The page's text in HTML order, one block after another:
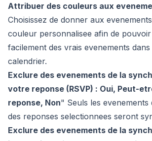
Attribuer des couleurs aux
Choisissez de donner aux
couleur personnalisee afin de
facilement des vrais evenements
calendrier.
Exclure des evenements de la
votre reponse (RSVP) : Oui, Peut-
reponse, Non" Seuls les
des reponses selectionnees seront
Exclure des evenements de la